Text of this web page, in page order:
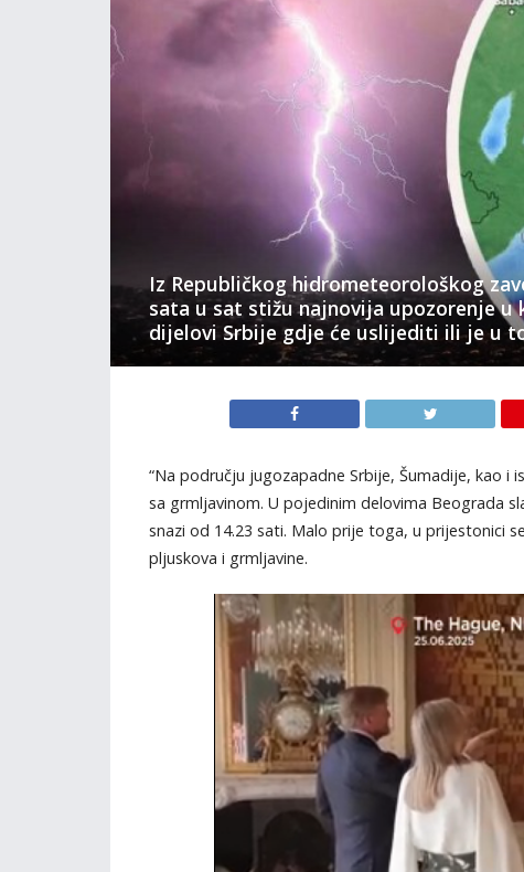
Iz Republičkog hidrometeorološkog
sata u sat stižu najnovija upozorenje u
dijelovi Srbije gdje će uslijediti ili je u
“Na području jugozapadne Srbije, Šumadije, kao i
sa grmlјavinom. U pojedinim delovima Beograda
snazi od 14.23 sati. Malo prije toga, u prijestonici
pljuskova i grmljavine.